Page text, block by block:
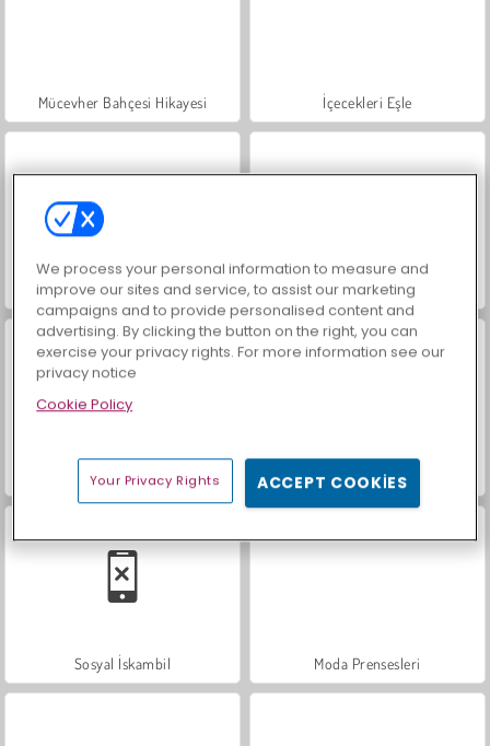
Mücevher Bahçesi Hikayesi İçecekleri Eşle
Büyük Mahjong Eşleme Trollface Quest: USA 2
Masha and the Bear: Meadows Scala 40
Sosyal İskambil Moda Prensesleri
We process your personal information to measure and
improve our sites and service, to assist our marketing
campaigns and to provide personalised content and
advertising. By clicking the button on the right, you can
exercise your privacy rights. For more information see our
privacy notice
Cookie Policy
Your Privacy Rights ACCEPT COOKIES